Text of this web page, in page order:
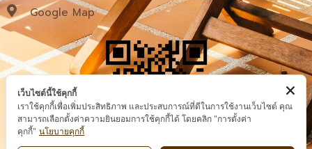
Google Map
เว็บไซต์นี้ใช้คุกกี้
เราใช้คุกกี้เพื่อเพิ่มประสิทธิภาพ และประสบการณ์ที่ดีในการใช้งานเว็บไซต์ คุณ
สามารถเลือกตั้งค่าความยินยอมการใช้คุกกี้ได้ โดยคลิก "การตั้งค่า
คุกกี้" นโยบายคุกกี้